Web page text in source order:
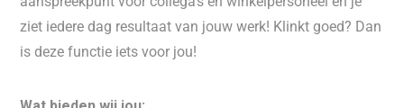
ziet iedere dag resultaat van jouw werk! Klinkt goed? Dan
is deze functie iets voor jou!